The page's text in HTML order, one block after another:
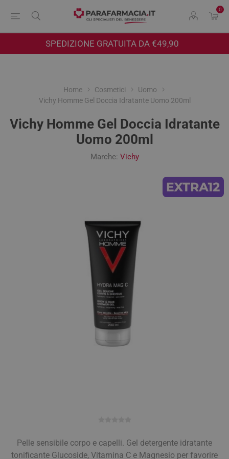
0
SPEDIZIONE GRATUITA DA €49,90
Home Cosmetici
Uomo
Vichy Homme Gel Doccia Idratante Uomo 200ml
Vichy Homme Gel Doccia Idratante
Uomo 200ml
Marche: Vichy
Pelle sensibile corpo e capelli. Gel detergente idratante
tonificante Glucoside, Vitamina C e Magnesio per favorire